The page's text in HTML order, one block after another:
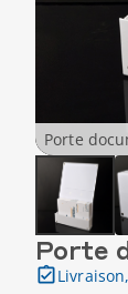
Porte
Porte